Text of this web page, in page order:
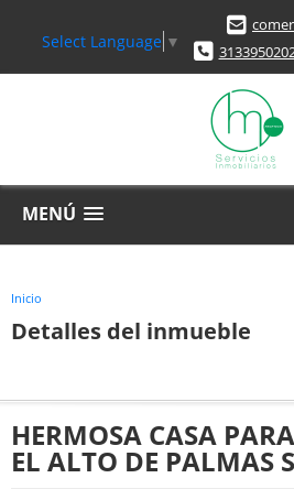
Select Language ▼
MENÚ
Inicio
Detalles del inmueble
HERMOSA CASA
EL ALTO DE PALMAS